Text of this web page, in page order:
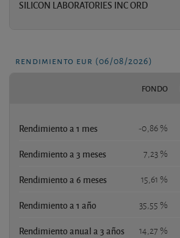
SILICON LABORATORIES INC ORD
rendimiento eur (06/08/2026)
FONDO
Rendimiento a 1 mes -0,86 %
Rendimiento a 3 meses 7,23 %
Rendimiento a 6 meses 15,61 %
Rendimiento a 1 año 35,55 %
Rendimiento anual a 3 años 14,27 %